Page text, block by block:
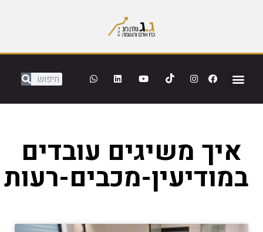
איך משיגים עובדים
במודיעין-מכבים-רעות